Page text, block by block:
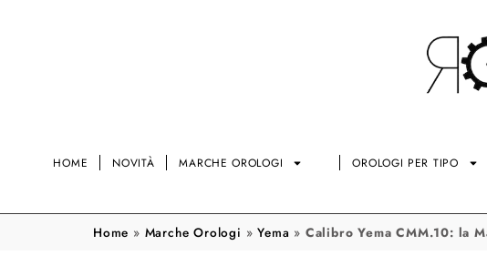
HOME NOVITÀ MARCHE OROLOGI OROLOGI PER TIPO
Home » Marche Orologi »Yema » Calibro Yema CMM.10: la